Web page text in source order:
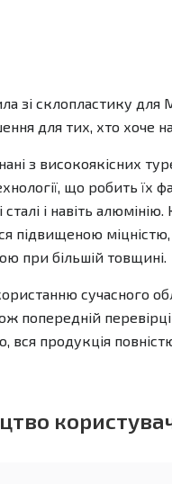
зі склопластику
для тих, хто хоче
з високоякісних
що робить їх
і навіть
підвищеною
при більшій товщині.
сучасного
попередній
вся продукція